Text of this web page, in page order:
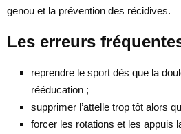
genou et la prévention des récidives.
Les erreurs
reprendre le sport dès que la
rééducation ;
supprimer l’attelle trop tôt alors
forcer les rotations et les appuis